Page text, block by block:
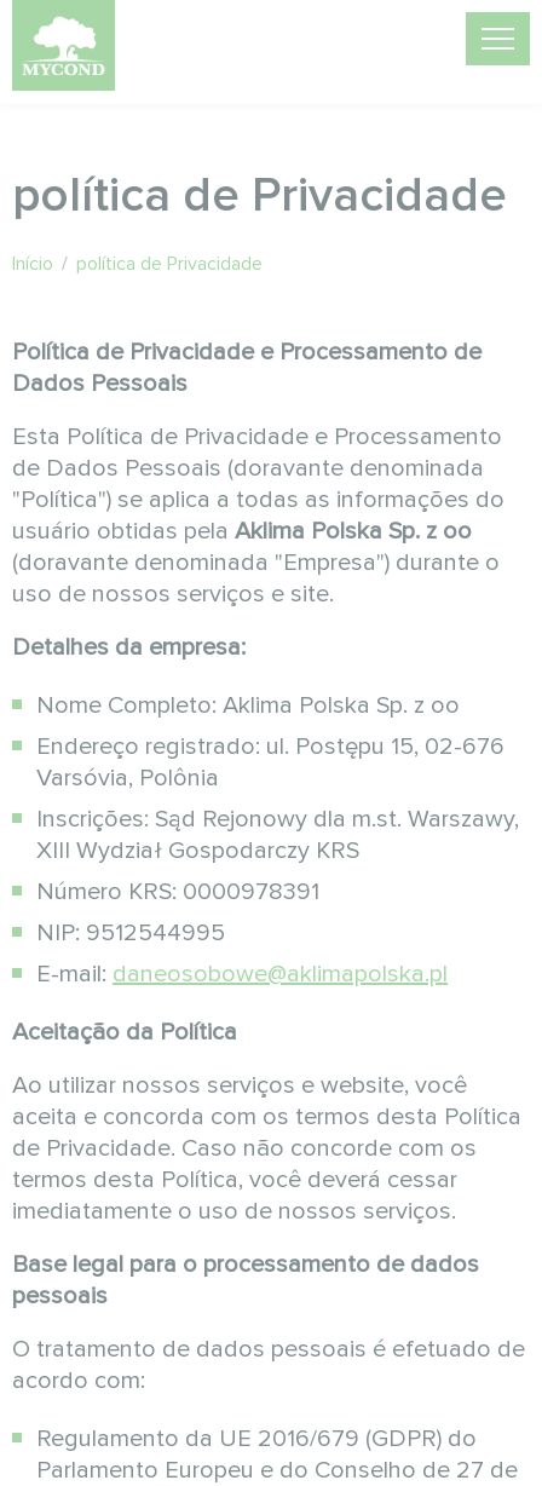
política de Privacidade
Início / política de Privacidade
Política de Privacidade e Processamento de
Dados Pessoais
Esta Política de Privacidade e Processamento
de Dados Pessoais (doravante denominada
"Política") se aplica a todas as informações do
usuário obtidas pela Aklima Polska Sp. z oo
(doravante denominada "Empresa") durante o
uso de nossos serviços e site.
Detalhes da empresa:
Nome Completo: Aklima Polska Sp. z oo
Endereço registrado: ul. Postępu 15, 02-676
Varsóvia, Polônia
Inscrições: Sąd Rejonowy dla m.st. Warszawy,
XIII Wydział Gospodarczy KRS
Número KRS: 0000978391
NIP: 9512544995
E-mail: daneosobowe@aklimapolska.pl
Aceitação da Política
Ao utilizar nossos serviços e website, você
aceita e concorda com os termos desta Política
de Privacidade. Caso não concorde com os
termos desta Política, você deverá cessar
imediatamente o uso de nossos serviços.
Base legal para o processamento de dados
pessoais
O tratamento de dados pessoais é efetuado de
acordo com:
Regulamento da UE 2016/679 (GDPR) do
Parlamento Europeu e do Conselho de 27 de